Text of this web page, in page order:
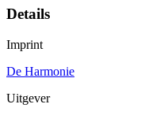
Details
Imprint
De Harmonie
Uitgever